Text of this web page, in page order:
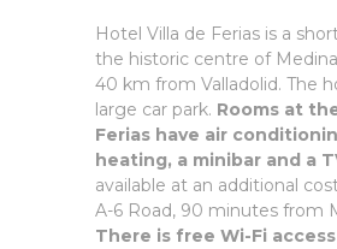
Hotel Villa de Ferias is a
the historic centre of
40 km from Valladolid. The
large car park. Rooms at
Ferias have air
heating, a minibar and a
available at an additional
A-6 Road, 90 minutes from
There is free Wi-Fi